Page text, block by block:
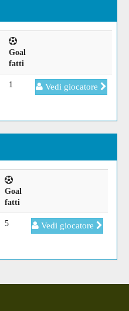
Goal
fatti
1 Vedi giocatore
Goal
fatti
5 Vedi giocatore